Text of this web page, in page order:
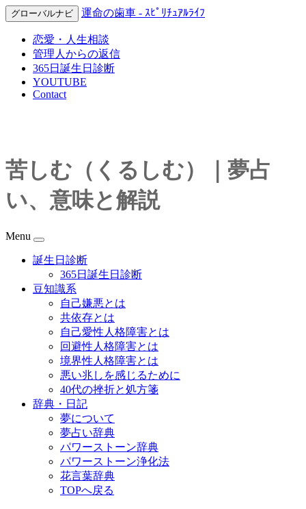
グローバルナビ 運命の歯車 - ｽﾋﾟﾘﾁｭｱﾙﾗｲﾌ
恋愛・人生相談
管理人からの返信
365日誕生日診断
YOUTUBE
Contact
苦しむ（くるしむ）｜夢占
い、意味と解説
Menu
誕生日診断
365日誕生日診断
豆知識系
自己嫌悪とは
共依存とは
自己愛性人格障害とは
回避性人格障害とは
境界性人格障害とは
悪い兆しを感じるために
40代の挫折と処方箋
辞典・日記
夢について
夢占い辞典
パワーストーン辞典
パワーストーン浄化法
花言葉辞典
TOPへ戻る